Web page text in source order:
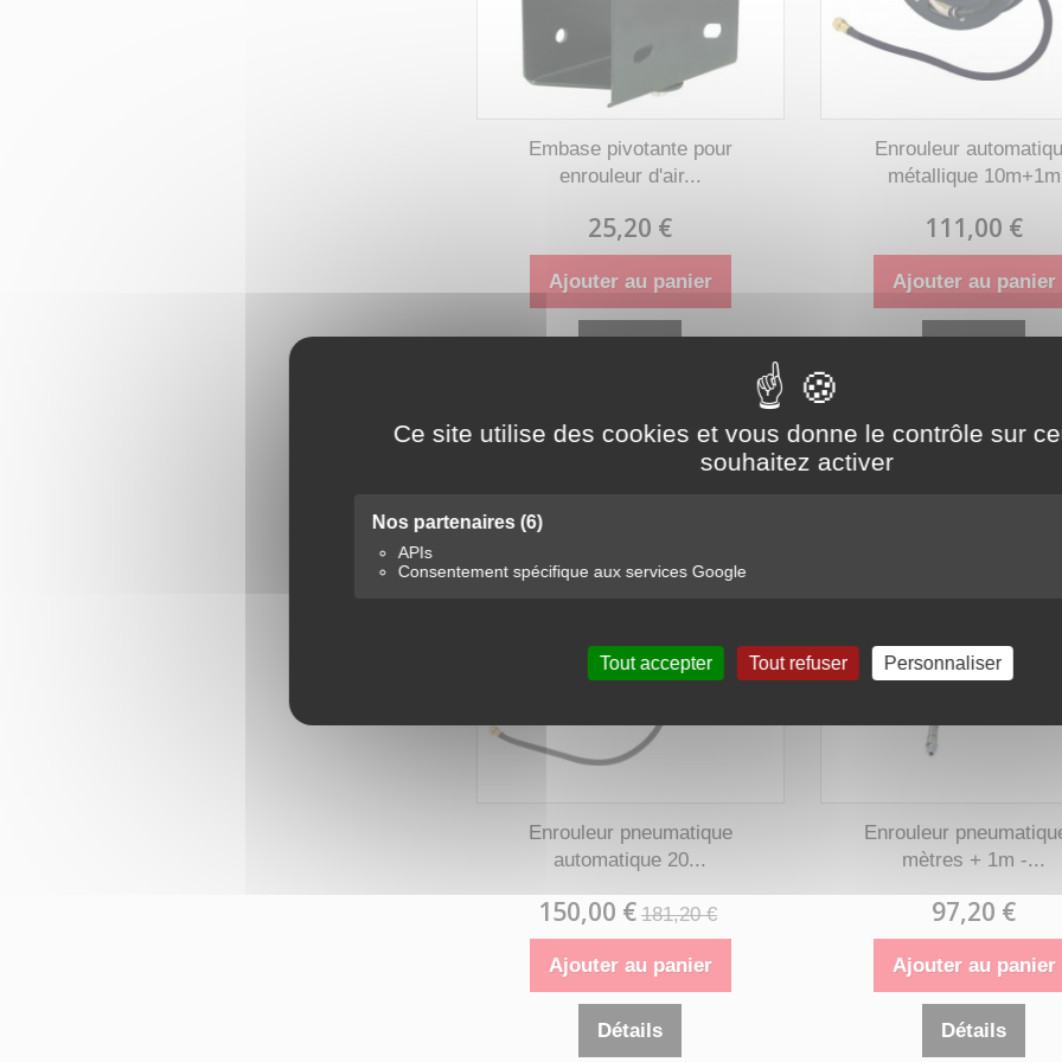
Ce site utilise des cookies et vous donne le contrôle sur
souhaitez activer
Nos partenaires (6)
APIs
Consentement spécifique aux services Google
Tout accepter Tout refuser Personnaliser
Embase pivotante pour
enrouleur d'air...
25,20 €
Ajouter au panier
Disponible
Enrouleur
métallique 10m+1m
111,00 €
Ajouter au panier
Disponible
Enrouleur pneumatique
automatique 20...
150,00 € 181,20 €
Ajouter au panier
Détails
Enrouleur
mètres + 1m -...
97,20 €
Ajouter au panier
Détails